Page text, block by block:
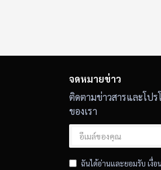
รูปแบบที่เด็ดขาดที่สุด
จดหมายข่าว
ติดตามข่าวสารและโป
ของเรา
ฉันได้อ่านและยอมรับ เงื่อ